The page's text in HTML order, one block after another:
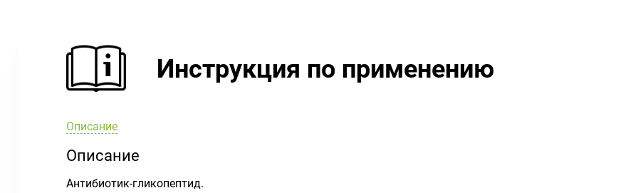
Инструкция по применению
Описание
Описание
Антибиотик-гликопептид.